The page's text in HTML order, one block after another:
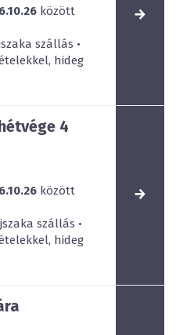
között
szállás •
hideg
4
között
szállás •
hideg